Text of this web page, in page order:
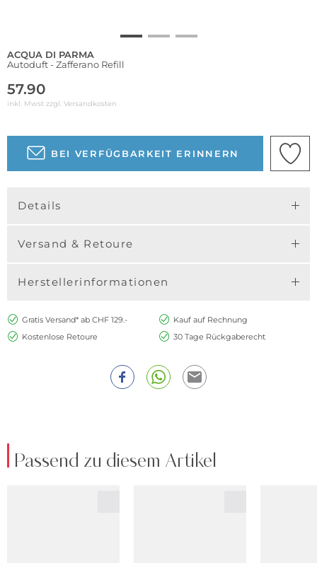
ACQUA DI PARMA
Autoduft - Zafferano Refill
57.90
inkl. Mwst zzgl. Versandkosten
BEI VERFÜGBARKEIT ERINNERN
Details
Versand & Retoure
Herstellerinformationen
Gratis Versand* ab CHF 129.-
Kauf auf Rechnung
Kostenlose Retoure
30 Tage Rückgaberecht
Passend zu diesem Artikel